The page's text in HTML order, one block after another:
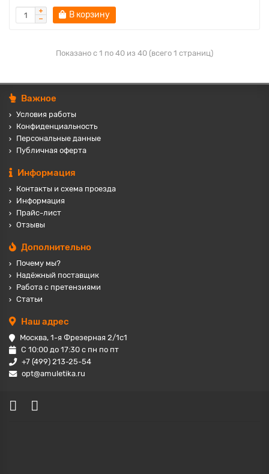
В корзину
Показано с 1 по 40 из 40 (всего 1 страниц)
Важное
Условия работы
Конфиденциальность
Персональные данные
Публичная оферта
Информация
Контакты и схема проезда
Информация
Прайс-лист
Отзывы
Дополнительно
Почему мы?
Надёжный поставщик
Работа с претензиями
Статьи
Наш адрес
Москва, 1-я Фрезерная 2/1с1
С 10:00 до 17:30 с пн по пт
+7 (499) 213-25-54
opt@amuletika.ru